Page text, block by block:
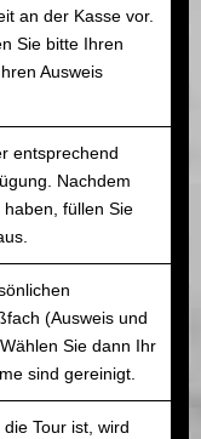
an der Kasse vor.
Sie bitte Ihren
Ausweis
entsprechend
Nachdem
füllen Sie
(Ausweis und
Sie dann Ihr
sind gereinigt.
Tour ist, wird